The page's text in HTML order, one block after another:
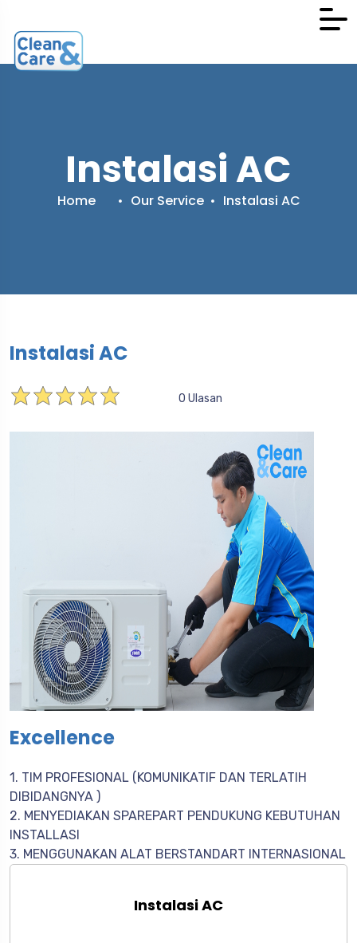
Instalasi AC
Home Our Service Instalasi AC
Instalasi AC
0 Ulasan
Excellence
1. TIM PROFESIONAL (KOMUNIKATIF DAN TERLATIH
DIBIDANGNYA )
2. MENYEDIAKAN SPAREPART PENDUKUNG KEBUTUHAN
INSTALLASI
3. MENGGUNAKAN ALAT BERSTANDART INTERNASIONAL
Instalasi AC